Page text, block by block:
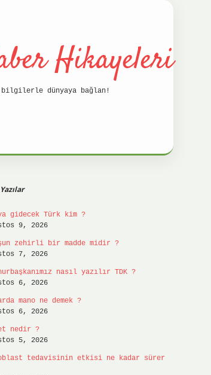
Hikayeleri
bilgilerle dünyaya bağlan!
gidecek Türk kim ?
9, 2026
zehirli bir madde midir ?
7, 2026
nasıl yazılır TDK ?
6, 2026
mano ne demek ?
6, 2026
nedir ?
5, 2026
tedavisinin etkisi ne kadar sürer